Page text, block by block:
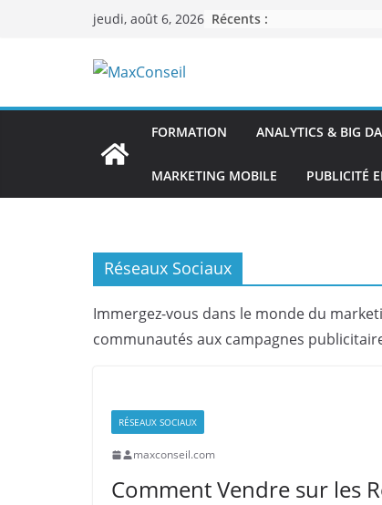
jeudi, août 6, 2026 Récents :
FORMATION ANALYTICS & BIG
MARKETING MOBILE PUBLICITÉ
Réseaux Sociaux
Immergez-vous dans le monde du
communautés aux campagnes
RÉSEAUX SOCIAUX
maxconseil.com
Comment Vendre sur les